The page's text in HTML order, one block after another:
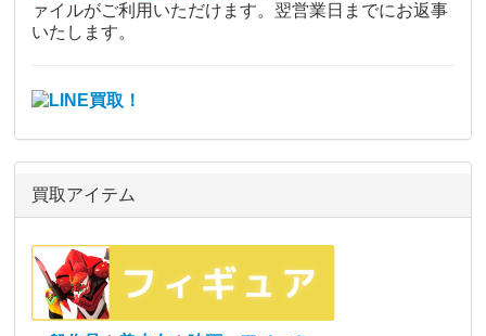
ァイルがご利用いただけます。翌営業日までにお返事
いたします。
買取アイテム